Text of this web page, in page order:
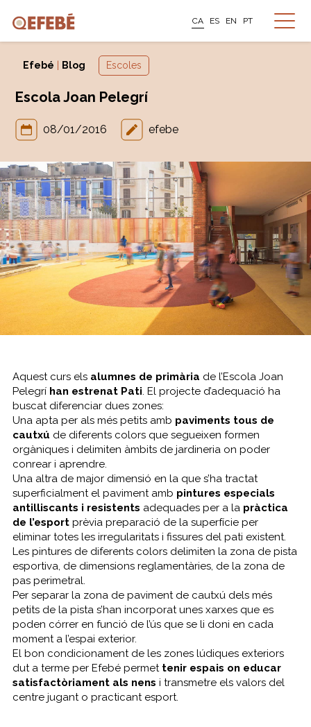
CA ES EN PT
Efebé Blog Escoles
Escola Joan Pelegrí
08/01/2016 efebe
Aquest curs elsalumnes de primària de l’Escola Joan
Pelegrí han estrenat Pati. El projecte d’adequació ha
buscat diferenciar dues zones:
Una apta per als més petits amb paviments tous de
cautxú de diferents colors que segueixen formen
orgàniques i delimiten àmbits de jardineria on poder
conrear i aprendre.
Una altra de major dimensió en la que s’ha tractat
superficialment el paviment amb pintures especials
antilliscants i resistents adequades per a la pràctica
de l’esportprèvia preparació de la superfície per
eliminar totes les irregularitats i fissures del pati existent.
Les pintures de diferents colors delimiten la zona de pista
esportiva, de dimensions reglamentàries, de la zona de
pas perimetral.
Per separar la zona de paviment de cautxú dels més
petits de la pista s’han incorporat unes xarxes que es
poden córrer en funció de l’ús que se li doni en cada
moment a l’espai exterior.
El bon condicionament de les zones lúdiques exteriors
dut a terme per Efebé permet tenir espais on educar
satisfactòriament als nens i transmetre els valors del
centre jugant o practicant esport.